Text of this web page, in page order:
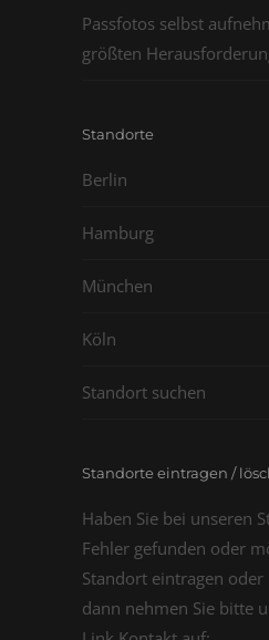
Passfotos selbst
größten
Standorte
Berlin
Hamburg
München
Köln
Standort suchen
Standorte eintragen /
Haben Sie bei unseren
Fehler gefunden oder
Standort eintragen oder
dann nehmen Sie bitte